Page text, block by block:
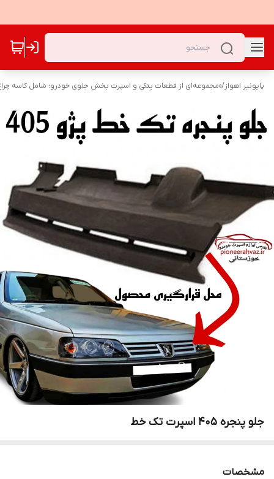
پایونیر اهواز/«مجموعه‌ای از قطعات یدکی و اسپرت بخش جلوی خودرو؛ شامل کاسه
جلو پنجره 405 اسپرت تک خط
مشخصات